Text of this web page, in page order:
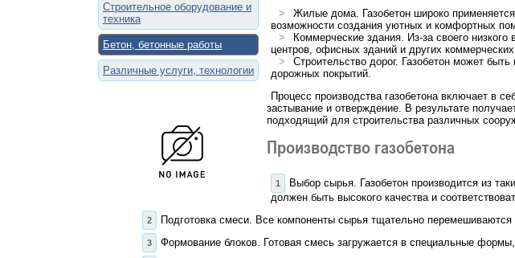
Строительное оборудование и
техника
Бетон, бетонные работы
Различные услуги, технологии
Жилые дома. Газобетон широко
возможности создания уютных и комфортных
Коммерческие здания. Из-за своего
центров, офисных зданий и других
Строительство дорог. Газобетон может
дорожных покрытий.
Процесс производства газобетона включает в
застывание и отверждение. В результате
подходящий для строительства различных
Производство газобетона
Выбор сырья. Газобетон производится из
должен быть высокого качества и
Подготовка смеси. Все компоненты сырья тщательно
Формование блоков. Готовая смесь загружается в специальные